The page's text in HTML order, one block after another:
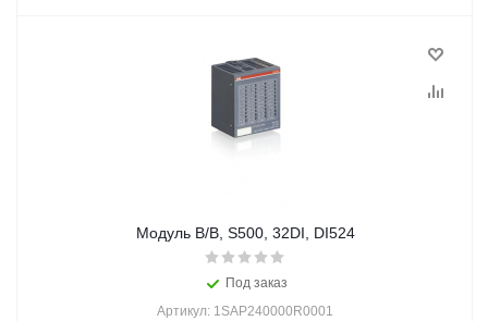
Модуль В/В, S500, 32DI, DI524
Под заказ
Артикул: 1SAP240000R0001